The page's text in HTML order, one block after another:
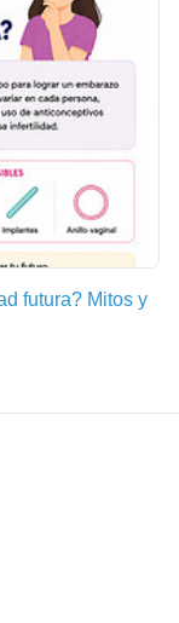
futura? Mitos y